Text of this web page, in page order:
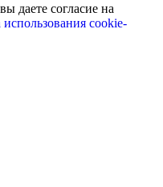
даете согласие на
cookie-